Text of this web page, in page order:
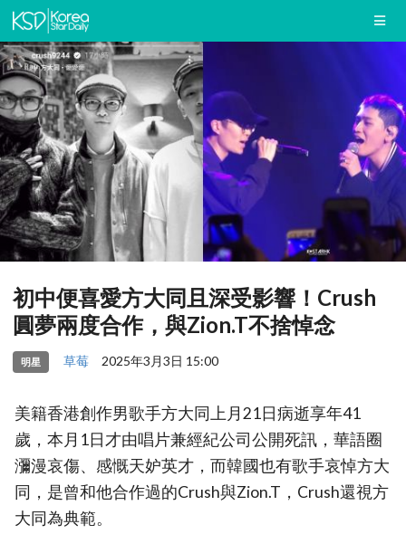
初中便喜愛方大同且深受影響！Crush
圓夢兩度合作，與Zion.T不捨悼念
明星 草莓 2025年3月3日 15:00
美籍香港創作男歌手方大同上月21日病逝享年41
歲，本月1日才由唱片兼經紀公司公開死訊，華語圈
瀰漫哀傷、感慨天妒英才，而韓國也有歌手哀悼方大
同，是曾和他合作過的Crush與Zion.T，Crush還視方
大同為典範。